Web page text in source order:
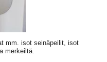
mm. isot seinäpeilit, isot
merkeiltä.